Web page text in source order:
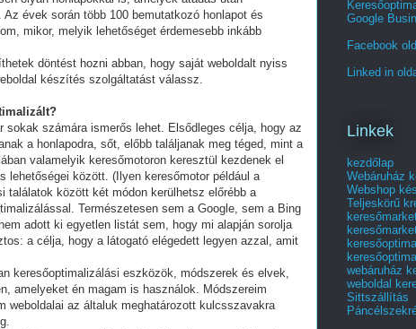
évek során több 100 bemutatkozó honlapot és
mikor, melyik lehetőséget érdemesebb inkább
döntést hozni abban, hogy saját weboldalt nyiss
készítés szolgáltatást válassz.
sokak számára ismerős lehet. Elsődleges célja, hogy az
a honlapodra, sőt, előbb találjanak meg téged, mint a
valamelyik keresőmotoron keresztül kezdenek el
lehetőségei között. (Ilyen keresőmotor például a
találatok között két módon kerülhetsz előrébb a
Természetesen sem a Google, sem a Bing
adott ki egyetlen listát sem, hogy mi alapján sorolja
a célja, hogy a látogató elégedett legyen azzal, amit
keresőoptimalizálási eszközök, módszerek és elvek,
amelyeket én magam is használok. Módszereim
weboldalai az általuk meghatározott kulcsszavakra
Google
Facebook
Linked in
Linkek
kezdőlap
Webáruház
Webshop
Teljeskörű
webáruház
weboldal
Sittszállítás